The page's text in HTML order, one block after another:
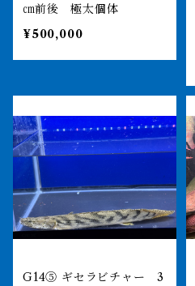
㎝前後 極太個体
¥500,000
G14⑤ ギセラビチャー 3